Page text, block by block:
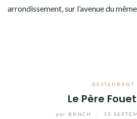
arrondissement, sur l’avenue du
RESTAURANT
Le Père
par BRNCH 13